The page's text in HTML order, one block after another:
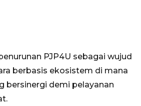
PJP4U sebagai wujud
berbasis ekosistem di mana
bersinergi demi pelayanan